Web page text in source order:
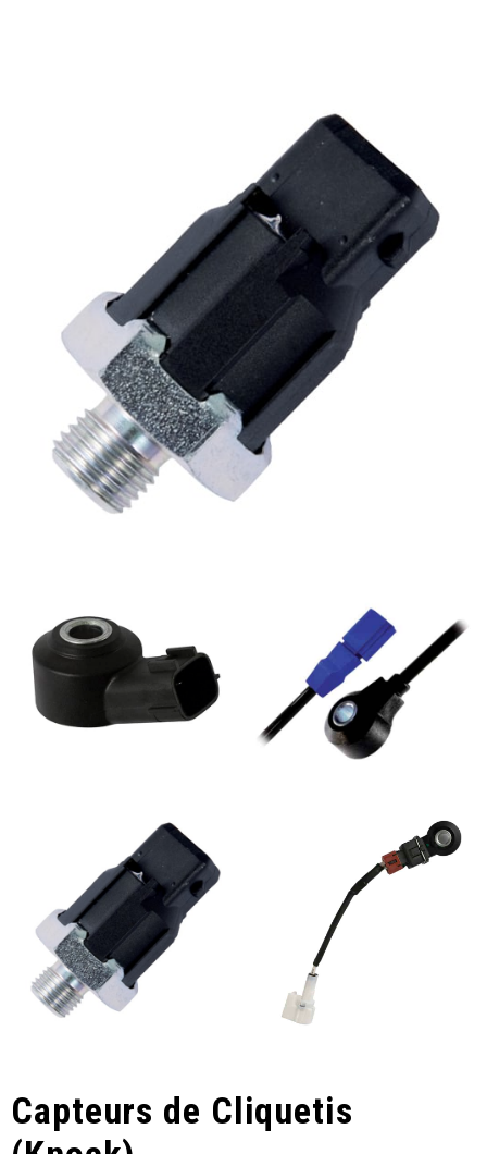
Capteurs de Cliquetis